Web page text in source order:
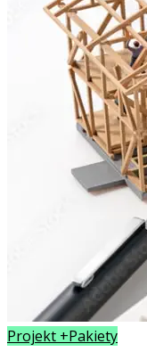
Projekt +Pakiety